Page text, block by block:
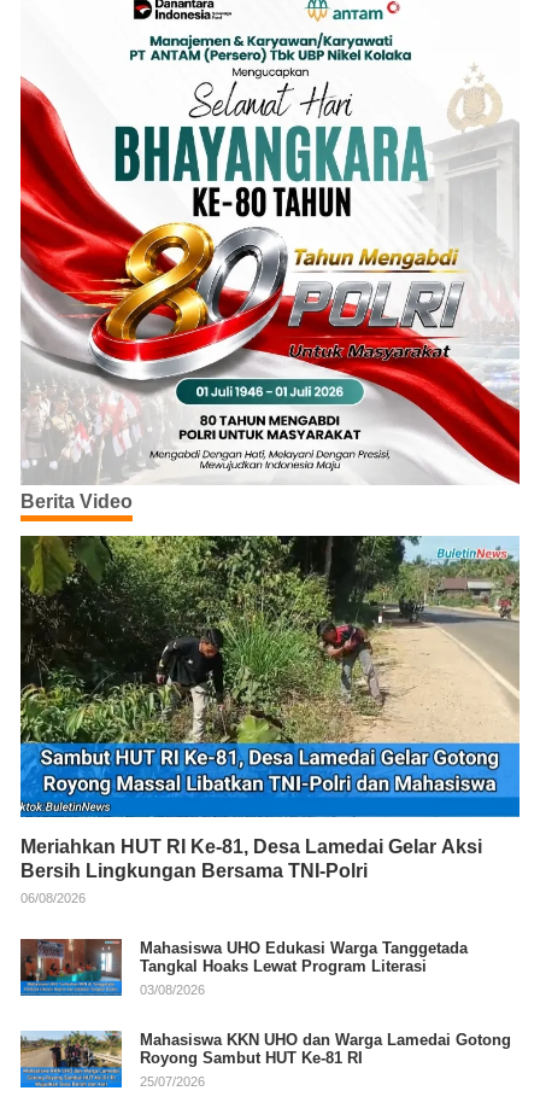
Berita Video
Meriahkan HUT RI Ke-81, Desa Lamedai Gelar Aksi
Bersih Lingkungan Bersama TNI-Polri
06/08/2026
Mahasiswa UHO Edukasi Warga Tanggetada
Tangkal Hoaks Lewat Program Literasi
03/08/2026
Mahasiswa KKN UHO dan Warga Lamedai Gotong
Royong Sambut HUT Ke-81 RI
25/07/2026